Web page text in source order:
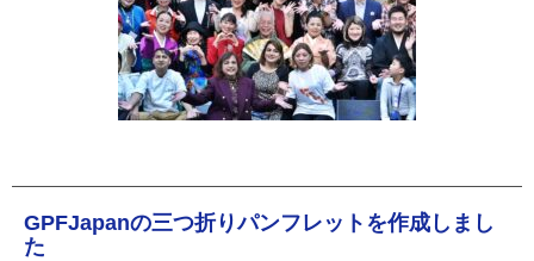
GPFJapanの三つ折りパンフレットを作成しまし
た